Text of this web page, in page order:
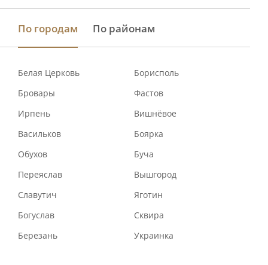
По городам По районам
Белая Церковь
Борисполь
Бровары
Фастов
Ирпень
Вишнёвое
Васильков
Боярка
Обухов
Буча
Переяслав
Вышгород
Славутич
Яготин
Богуслав
Сквира
Березань
Украинка